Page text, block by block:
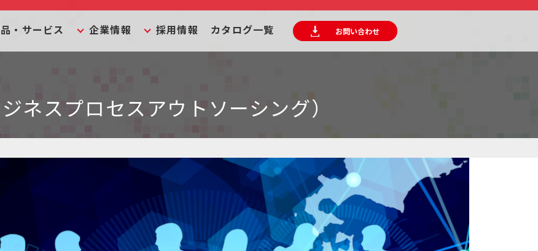
・サービス 企業情報 採用情報 カタログ一覧 お問い合わせ
ネスプロセスアウトソーシング）